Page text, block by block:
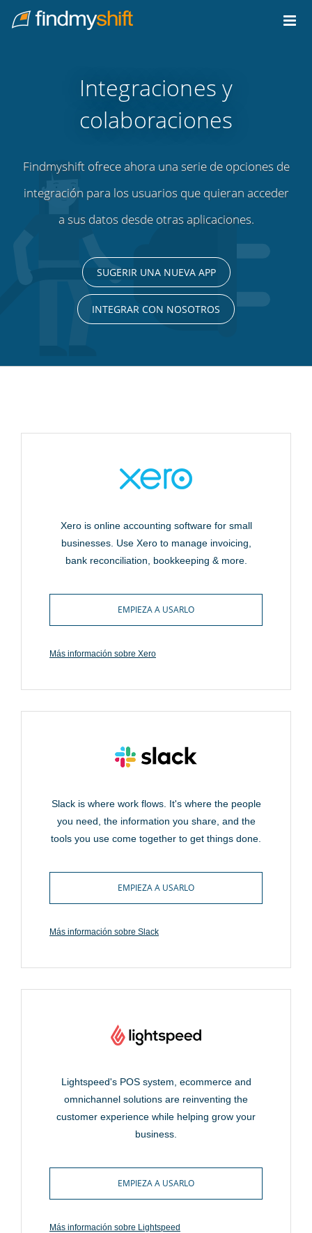
Inicio
Integraciones y
colaboraciones
Findmyshift ofrece ahora una serie de opciones de
integración para los usuarios que quieran acceder
a sus datos desde otras aplicaciones.
SUGERIR UNA NUEVA APP
INTEGRAR CON NOSOTROS
Xero is online accounting software for small
businesses. Use Xero to manage invoicing,
bank reconciliation, bookkeeping & more.
EMPIEZA A USARLO
Más información sobre Xero
Slack is where work flows. It's where the people
you need, the information you share, and the
tools you use come together to get things done.
EMPIEZA A USARLO
Más información sobre Slack
Lightspeed's POS system, ecommerce and
omnichannel solutions are reinventing the
customer experience while helping grow your
business.
EMPIEZA A USARLO
Más información sobre Lightspeed